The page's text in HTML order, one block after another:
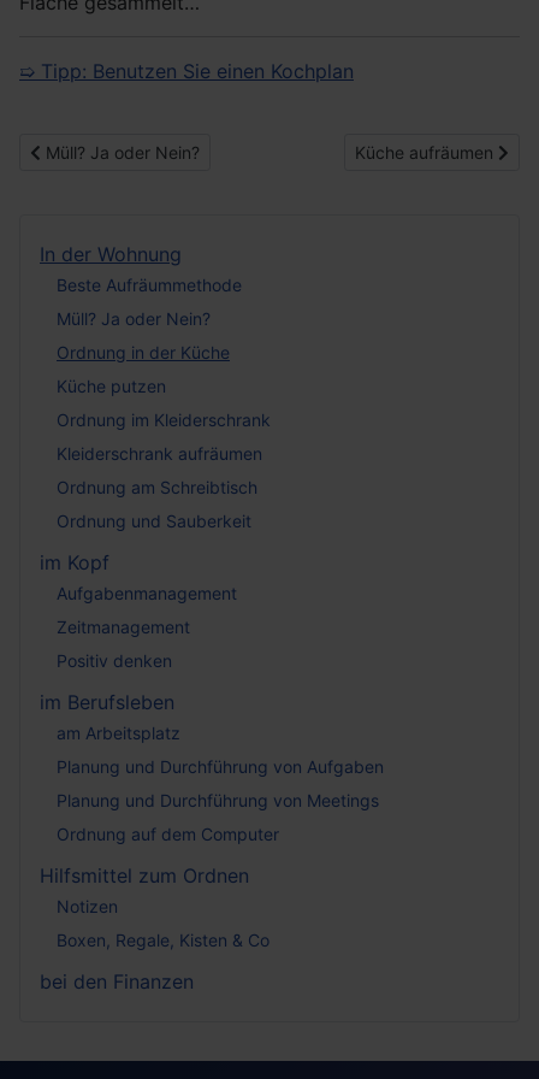
➯ Tipp: Benutzen Sie einen Kochplan
Vorheriger Beitrag: Müll? Ja oder Nein?
Müll? Ja oder Nein? Nächster Beitrag:
Küche aufräumen
In der Wohnung
Beste Aufräummethode
Müll? Ja oder Nein?
Ordnung in der Küche
Küche putzen
Ordnung im Kleiderschrank
Kleiderschrank aufräumen
Ordnung am Schreibtisch
Ordnung und Sauberkeit
im Kopf
Aufgabenmanagement
Zeitmanagement
Positiv denken
im Berufsleben
am Arbeitsplatz
Planung und Durchführung von Aufgaben
Planung und Durchführung von Meetings
Ordnung auf dem Computer
Hilfsmittel zum Ordnen
Notizen
Boxen, Regale, Kisten & Co
bei den Finanzen